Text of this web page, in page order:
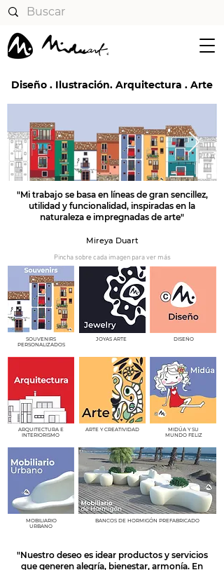
Diseño . Ilustración. Arquitectura . Arte
"Mi trabajo se basa en líneas de gran sencillez,
utilidad y funcionalidad, inspiradas en la
naturaleza e impregnadas de arte"
Mireya Duart
Pincha sobre cada imagen para ver más
SOUVENIRS
PERSONALIZADOS
JOYAS ARTE DISEÑO
ARQUITECTURA E
INTERIORISMO
ARTE Y CREATIVIDAD
MIDÚA Y SU
MUNDO FELIZ
MOBILIARIO
URBANO
BANCOS DE HORMIGÓN PREFABRICADO
"Nuestro deseo es idear productos y servicios
que generen alegría, bienestar, armonía. En